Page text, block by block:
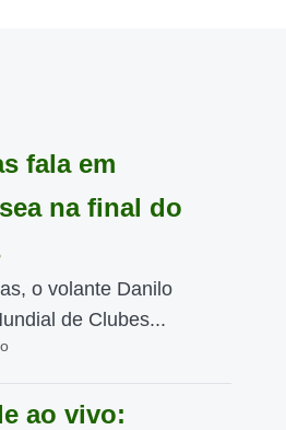
fala em
na final do
o volante Danilo
de Clubes...
ao vivo: